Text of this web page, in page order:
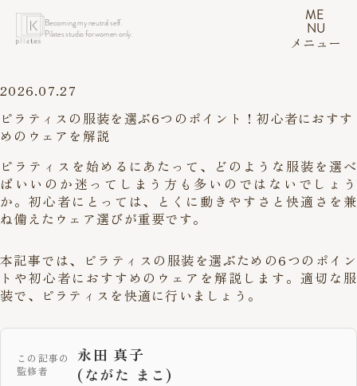
Becoming my neutral self.
Pilates studio for women only.
ME
NU
メニュー
2026.07.27
ピラティスの服装を選ぶ6つのポイント！初心者におすす
めのウェアを解説
ピラティスを始めるにあたって、どのような服装を選べ
ばいいのか迷ってしまう方も多いのではないでしょう
か。初心者にとっては、とくに動きやすさと快適さを兼
ね備えたウェア選びが重要です。
本記事では、ピラティスの服装を選ぶための6つのポイン
トや初心者におすすめのウェアを解説します。適切な服
装で、ピラティスを快適に行いましょう。
この記事の
監修者
永田 真子
(ながた まこ)